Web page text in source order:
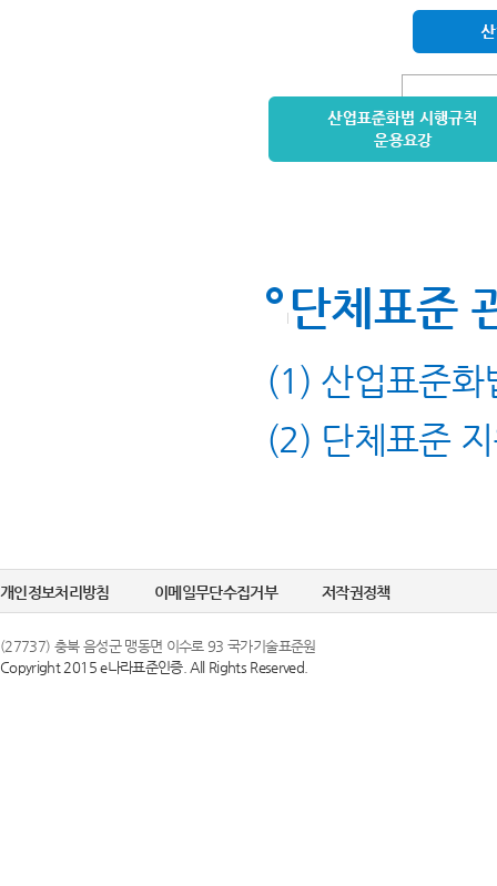
단체표준
(1) 산업표준화
(2) 단체표준
개인정보처리방침 이메일무단수집거부 저작권정책
(27737) 충북 음성군 맹동면 이수로 93 국가기술표준원
Copyright 2015 e나라표준인증. All Rights Reserved.